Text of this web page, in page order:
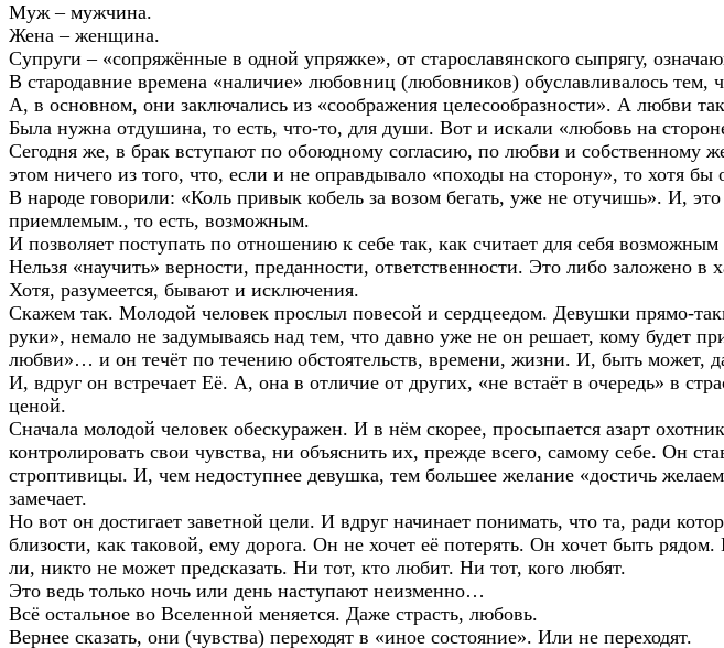
Муж – мужчина.
Жена – женщина.
Супруги – «сопряжённые в одной упряжке», от старославянского сыпрягу,
В стародавние времена «наличие» любовниц (любовников) обуславливалось тем,
А, в основном, они заключались из «соображения целесообразности». А любви
Была нужна отдушина, то есть, что-то, для души. Вот и искали «любовь на
Сегодня же, в брак вступают по обоюдному согласию, по любви и собственному
этом ничего из того, что, если и не оправдывало «походы на сторону», то хотя
В народе говорили: «Коль привык кобель за возом бегать, уже не отучишь». И,
приемлемым., то есть, возможным.
И позволяет поступать по отношению к себе так, как считает для себя
Нельзя «научить» верности, преданности, ответственности. Это либо заложено в
Хотя, разумеется, бывают и исключения.
Скажем так. Молодой человек прослыл повесой и сердцеедом. Девушки прямо-
руки», немало не задумываясь над тем, что давно уже не он решает, кому будет
любви»… и он течёт по течению обстоятельств, времени, жизни. И, быть может,
И, вдруг он встречает Её. А, она в отличие от других, «не встаёт в очередь» в
ценой.
Сначала молодой человек обескуражен. И в нём скорее, просыпается азарт
контролировать свои чувства, ни объяснить их, прежде всего, самому себе. Он
строптивицы. И, чем недоступнее девушка, тем большее желание «достичь
замечает.
Но вот он достигает заветной цели. И вдруг начинает понимать, что та, ради
близости, как таковой, ему дорога. Он не хочет её потерять. Он хочет быть
ли, никто не может предсказать. Ни тот, кто любит. Ни тот, кого любят.
Это ведь только ночь или день наступают неизменно…
Всё остальное во Вселенной меняется. Даже страсть, любовь.
Вернее сказать, они (чувства) переходят в «иное состояние». Или не переходят.